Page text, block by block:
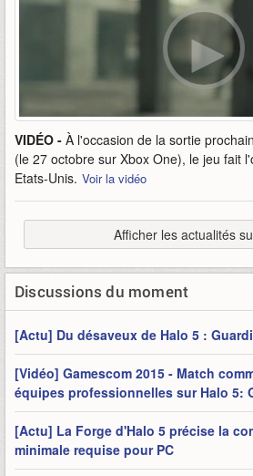
VIDÉO - À l'occasion de la sortie
(le 27 octobre sur Xbox One), le jeu fait
Etats-Unis. Voir la vidéo
Afficher les actualités
Discussions du moment
[Actu] Du désaveux de Halo 5 :
[Vidéo] Gamescom 2015 - Match
équipes professionnelles sur Halo 5:
[Actu] La Forge d'Halo 5 précise la
minimale requise pour PC